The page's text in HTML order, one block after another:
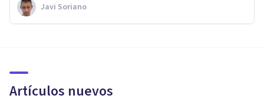
Javi Soriano
Artículos nuevos